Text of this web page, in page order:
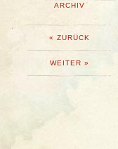
ARCHIV
« ZURÜCK
WEITER »